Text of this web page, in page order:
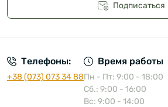
Подписаться
Телефоны:
+38 (073) 073 34 88
Время работы
Пн - Пт: 9:00 - 18:00
Сб.: 9:00 - 16:00
Вс: 9:00 - 14:00